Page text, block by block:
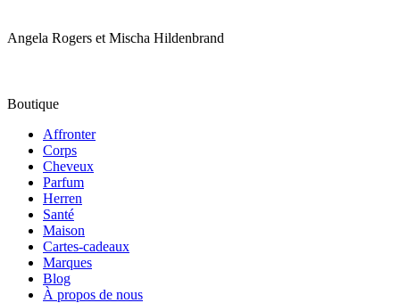
Angela Rogers et Mischa Hildenbrand
Boutique
Affronter
Corps
Cheveux
Parfum
Herren
Santé
Maison
Cartes-cadeaux
Marques
Blog
À propos de nous